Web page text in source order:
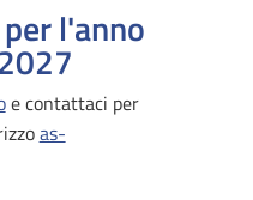
l'anno
e contattaci per
as-